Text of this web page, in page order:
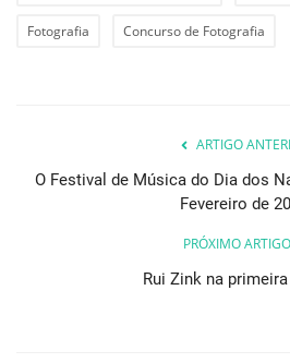
Fotografia Concurso de Fotografia
ARTIGO
O Festival de Música do Dia dos
Fevereiro de
PRÓXIMO ARTIGO
Rui Zink na